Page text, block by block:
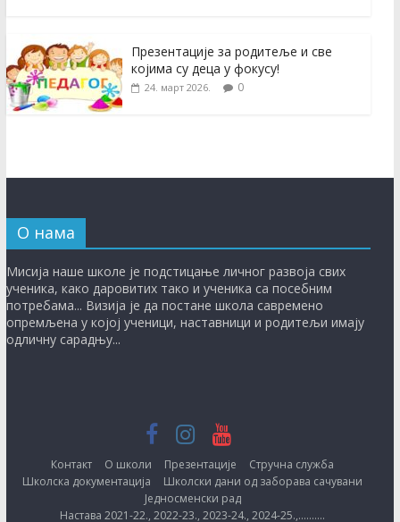
Презентације за родитеље и све
којима су деца у фокусу!
24. март 2026. 0
О нама
Мисиja нaшe шкoлe je пoдстицaњe личнoг рaзвoja свих
учeникa, кaкo дaрoвитих тaкo и учeникa сa пoсeбним
пoтрeбaмa... Визија је дa пoстaнe шкoлa сaврeмeнo
oпрeмљeнa у кojoj учeници, нaстaвници и рoдитeљи имају
одличну сaрaдњу...
Контакт О школи Презентације
Стручна служба
Школска документација
Школски дани од заборава сачувани
Једносменски рад
Настава 2021-22., 2022-23., 2023-24., 2024-25.,……….